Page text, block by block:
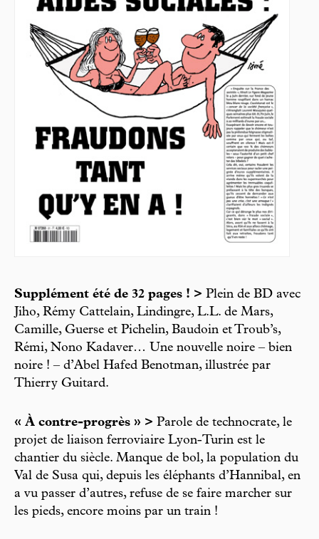
Supplément été de 32 pages ! > Plein de BD avec
Jiho, Rémy Cattelain, Lindingre, L.L. de Mars,
Camille, Guerse et Pichelin, Baudoin et Troub’s,
Rémi, Nono Kadaver… Une nouvelle noire – bien
noire ! – d’Abel Hafed Benotman, illustrée par
Thierry Guitard.
« À contre-progrès » > Parole de technocrate, le
projet de liaison ferroviaire Lyon-Turin est le
chantier du siècle. Manque de bol, la population du
Val de Susa qui, depuis les éléphants d’Hannibal, en
a vu passer d’autres, refuse de se faire marcher sur
les pieds, encore moins par un train !